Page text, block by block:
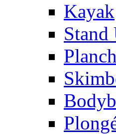
Kayak
Stand